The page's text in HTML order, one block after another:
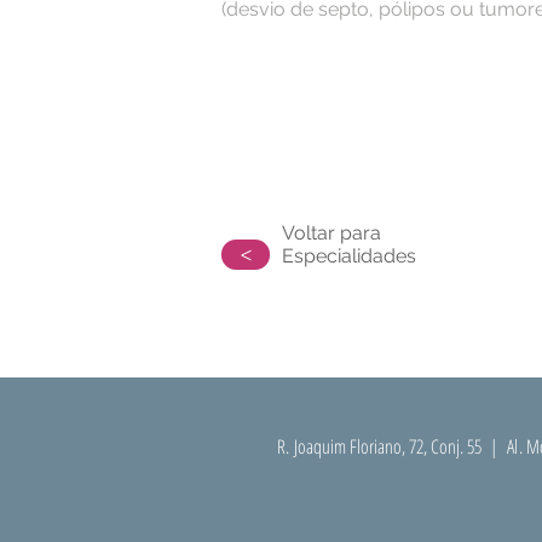
(desvio de septo, pólipos ou
>
Voltar para
Especialidades
R. Joaquim Floriano, 72, Conj. 55 | Al.